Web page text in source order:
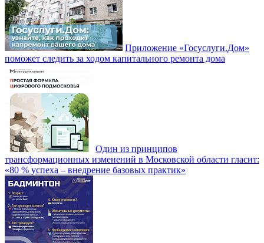
Приложение «Госуслуги.Дом»
поможет следить за ходом капитального ремонта дома
Один из принципов
трансформационных изменений в Московской области гласит:
«80 % успеха – внедрение базовых практик»